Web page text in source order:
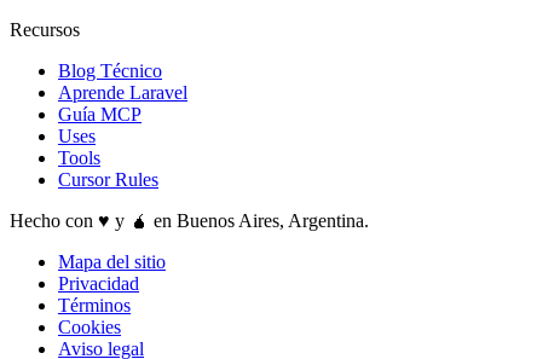
Recursos
Blog Técnico
Aprende Laravel
Guía MCP
Uses
Tools
Cursor Rules
Hecho con ♥️ y 🧉 en Buenos Aires, Argentina.
Mapa del sitio
Privacidad
Términos
Cookies
Aviso legal